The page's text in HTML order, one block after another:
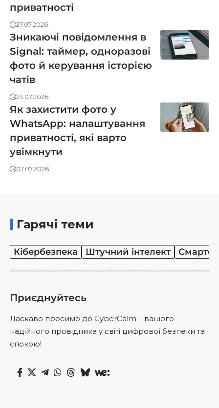
приватності
27.07.2026
Зникаючі повідомлення в
Signal: таймер, одноразові
фото й керування історією
чатів
23.07.2026
Як захистити фото у
WhatsApp: налаштування
приватності, які варто
увімкнути
07.07.2026
Гарячі теми
Кібербезпека Штучний інтелект
Приєднуйтесь
Ласкаво просимо до CyberCalm – вашого
надійного провідника у світі цифрової безпеки та
спокою!